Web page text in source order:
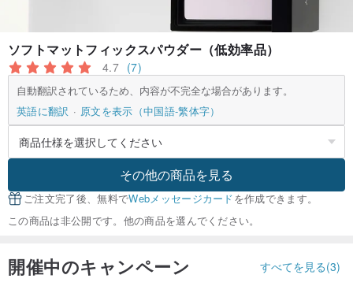
ソフトマットフィックスパウダー（低効率品）
4.7 (7)
自動翻訳されているため、内容が不完全な場合があります。
英語に翻訳
原文を表示（中国語-繁体字）
その他の商品を見る
ご注文完了後、無料でWebメッセージカードを作成できます。
この商品は非公開です。他の商品を選んでください。
開催中のキャンペーン すべてを見る(3)